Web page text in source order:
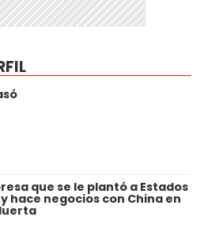
que se le plantó a Estados
hace negocios con China en